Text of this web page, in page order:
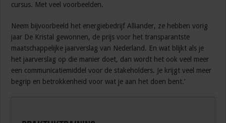
cursus. Met veel voorbeelden.
Neem bijvoorbeeld het energiebedrijf Alliander, ze hebben vorig
jaar De Kristal gewonnen, de prijs voor het transparantste
maatschappelijke jaarverslag van Nederland. En wat blijkt als je
het jaarverslag op die manier doet, dan wordt het ook veel meer
een communicatiemiddel voor de stakeholders. Je krijgt veel meer
begrip en betrokkenheid voor wat je aan het doen bent.’